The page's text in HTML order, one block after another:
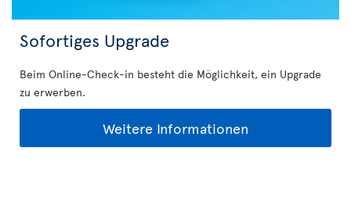
Sofortiges Upgrade
Beim Online-Check-in besteht die Möglichkeit, ein Upgrade
zu erwerben.
Weitere Informationen